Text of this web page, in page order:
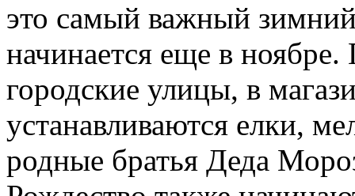
это самый важный
начинается еще в
городские улицы, в
устанавливаются елки,
родные братья Деда